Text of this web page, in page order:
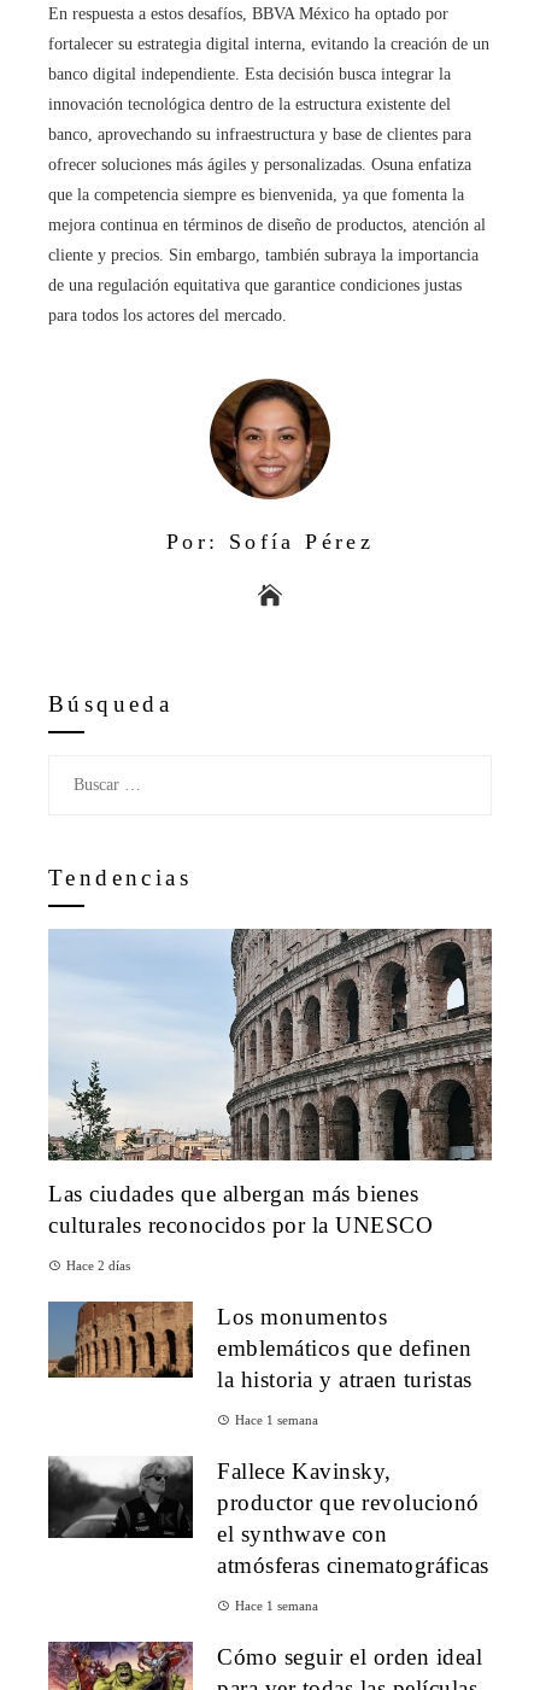
En respuesta a estos desafíos, BBVA México ha optado por
fortalecer su estrategia digital interna, evitando la creación de un
banco digital independiente. Esta decisión busca integrar la
innovación tecnológica dentro de la estructura existente del
banco, aprovechando su infraestructura y base de clientes para
ofrecer soluciones más ágiles y personalizadas. Osuna enfatiza
que la competencia siempre es bienvenida, ya que fomenta la
mejora continua en términos de diseño de productos, atención al
cliente y precios. Sin embargo, también subraya la importancia
de una regulación equitativa que garantice condiciones justas
para todos los actores del mercado.
Por: Sofía Pérez
Búsqueda
Tendencias
Las ciudades que albergan más bienes
culturales reconocidos por la UNESCO
Hace 2 días
Los monumentos
emblemáticos que definen
la historia y atraen turistas
Hace 1 semana
Fallece Kavinsky,
productor que revolucionó
el synthwave con
atmósferas cinematográficas
Hace 1 semana
Cómo seguir el orden ideal